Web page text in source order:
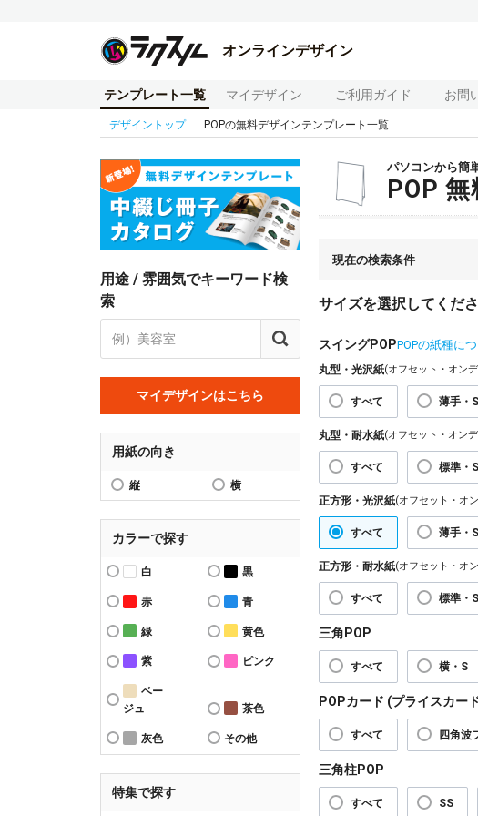
オンラインデザイン
テンプレート一覧 マイデザイン ご利用ガイド お問
デザイントップ POPの無料デザインテンプレート一覧
用途 / 雰囲気でキーワード検
索
マイデザインはこちら
用紙の向き
縦 横
カラーで探す
白 黒
赤 青
緑 黄色
紫 ピンク
ベー
ジュ
茶色
灰色 その他
特集で探す
パソコンから簡
POP
現在の検索条件
サイズを選択してくだ
スイングPOPPOPの紙種に
丸型・光沢紙(オフセット・オン
すべて 薄手・S
丸型・耐水紙(オフセット・オン
すべて 標準・S
正方形・光沢紙(オフセット・オ
すべて 薄手・S
正方形・耐水紙(オフセット・オ
すべて 標準・S
三角POP
すべて 横・S
POPカード (プライスカー
すべて 四角波
三角柱POP
すべて SS